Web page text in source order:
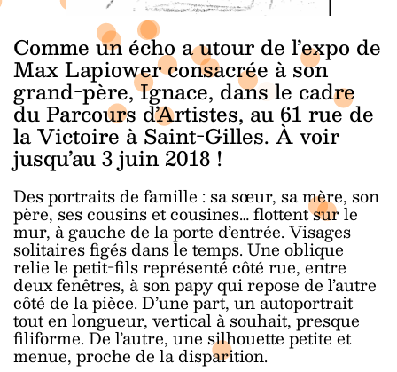
Comme un écho autour de l’expo de
Max Lapiower consacrée à son
grand-père, Ignace, dans le cadre
du Parcours d’Artistes, au 61 rue de
la Victoire à Saint-Gilles. À voir
jusqu’au 3 juin 2018 !
Des portraits de famille : sa sœur, sa mère, son
père, ses cousins et cousines… flottent sur le
mur, à gauche de la porte d’entrée. Visages
solitaires figés dans le temps. Une oblique
relie le petit-fils représenté côté rue, entre
deux fenêtres, à son papy qui repose de l’autre
côté de la pièce. D’une part, un autoportrait
tout en longueur, vertical à souhait, presque
filiforme. De l’autre, une silhouette petite et
menue, proche de la disparition.